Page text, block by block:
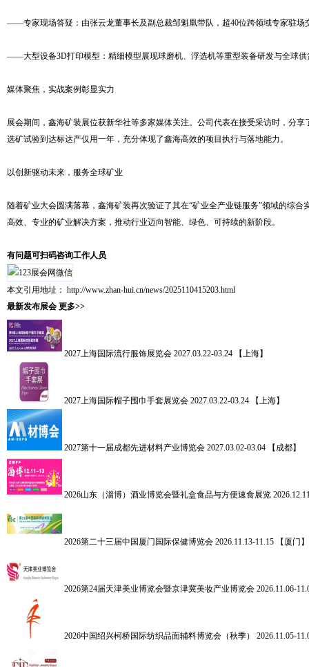
——专家现场答疑：由张云龙董事长及副总裁邹魁凰带队，超40位跨领域专家驻场
——大型设备3D打印模型：精细模型展现球磨机、浮选机等重型装备研发与全球供
媒体聚焦，实战案例彰显实力
展会期间，鑫海矿装展位获新华社等多家媒体关注。公司代表在接受采访时，分
选矿试验到达标达产仅用一年，充分体现了鑫海高效的项目执行与落地能力。
以创新驱动未来，服务全球矿业
随着矿业大会圆满落幕，鑫海矿装再次验证了其在“矿业全产业链服务”领域的综
高效、专业的矿业解决方案，推动行业迈向智能、绿色、可持续的新阶段。
有问题可扫码咨询工作人员
本文引用地址： http://www.zhan-hui.cn/news/2025110415203.html
最新发布展会 更多>>
2027上海国际流行服饰展览会 2027.03.22-03.24 【上海】
2027上海国际帽子围巾手套展览会 2027.03.22-03.24 【上海】
2027第十一届成都先进材料产业博览会 2027.03.02-03.04 【成都】
2026山东（淄博）酒业博览会暨礼盒食品与方便速食展览
2026第二十三届中国厦门国际保健博览会 2026.11.13-11.15 【厦门】
2026第24届天津美业博览会暨京津冀美妆产业博览会 2026.11.06-
2026中国绍兴柯桥国际纺织品面辅料博览会（秋季） 2026.11.05-